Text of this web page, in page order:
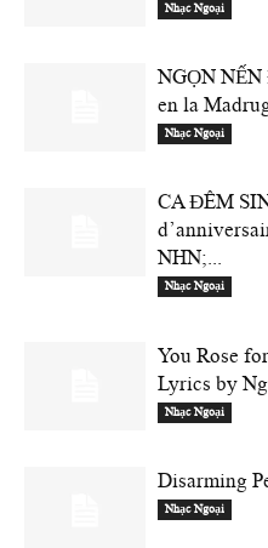
Nhạc Ngoại
NGỌN
en la
Nhạc Ngoại
CA ĐÊM
NHN;...
Nhạc Ngoại
You Rose
Lyrics by
Nhạc Ngoại
Disarming
Nhạc Ngoại